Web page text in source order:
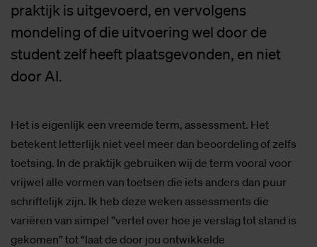
praktijk is uitgevoerd, en vervolgens
mondeling of die uitvoering wel door de
student zelf heeft plaatsgevonden, en niet
door AI.
Het is eigenlijk een vreemde term, assessment. Het
betekent letterlijk niet veel meer dan beoordeling of zelfs
toetsing. In de praktijk gebruiken wij de term vooral voor
vrijwel alle vormen van toetsen die iets anders dan puur
schriftelijk zijn. Ik heb deze weken assessments die
variëren van simpel ”vertel over hoe je verslag tot stand is
gekomen” tot “laat de door jou ontwikkelde